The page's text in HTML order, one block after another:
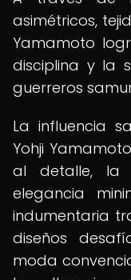
asimétricos,
Yamamoto
disciplina y la
guerreros
La influencia
Yohji
al detalle, la
elegancia
indumentaria
diseños
moda